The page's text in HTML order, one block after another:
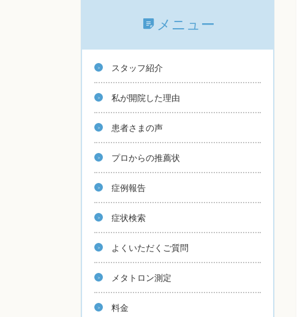
メニュー
スタッフ紹介
私が開院した理由
患者さまの声
プロからの推薦状
症例報告
症状検索
よくいただくご質問
メタトロン測定
料金